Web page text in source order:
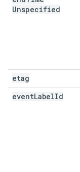
Unspecified
etag
eventLabelId